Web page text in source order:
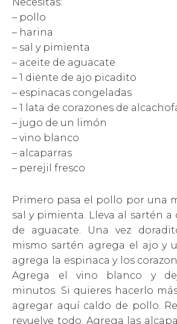
– pollo
– harina
– sal y pimienta
– aceite de aguacate
– 1 diente de ajo picadito
– espinacas congeladas
– 1 lata de corazones de
– jugo de un limón
– vino blanco
– alcaparras
– perejil fresco
Primero pasa el pollo por una
sal y pimienta. Lleva al sartén a
de aguacate. Una vez
mismo sartén agrega el ajo y
agrega la espinaca y los
Agrega el vino blanco y
minutos. Si quieres hacerlo
agregar aquí caldo de pollo.
revuelve todo. Agrega las